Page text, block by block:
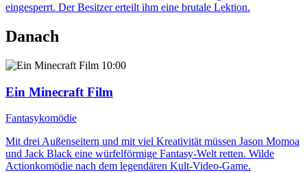
eingesperrt. Der Besitzer erteilt ihm eine brutale Lektion.
Danach
10:00
Ein Minecraft Film
Fantasykomödie
Mit drei Außenseitern und mit viel Kreativität müssen Jason Momoa
und Jack Black eine würfelförmige Fantasy-Welt retten. Wilde
Actionkomödie nach dem legendären Kult-Video-Game.